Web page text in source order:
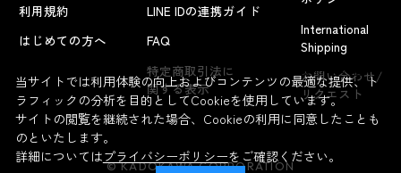
よくあるお問い合わせ
利用規約
はじめての方へ
LINE IDの連携ガイド
FAQ
特定商取引法に
関する表示
International
Shipping
お問い合わせ/
リクエスト
© KADOKAWA CORPORATION
当サイトでは利用体験の向上およびコンテンツの最適な提供、ト
ラフィックの分析を目的としてCookieを使用しています。
サイトの閲覧を継続された場合、Cookieの利用に同意したことも
のといたします。
詳細についてはプライバシーポリシーをご確認ください。